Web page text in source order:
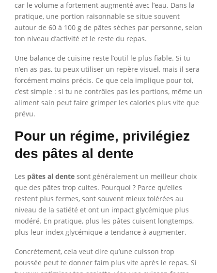
car le volume a fortement augmenté avec l’eau. Dans la
pratique, une portion raisonnable se situe souvent
autour de 60 à 100 g de pâtes sèches par personne, selon
ton niveau d’activité et le reste du repas.
Une balance de cuisine reste l’outil le plus fiable. Si tu
n’en as pas, tu peux utiliser un repère visuel, mais il sera
forcément moins précis. Ce que cela implique pour toi,
c’est simple : si tu ne contrôles pas les portions, même un
aliment sain peut faire grimper les calories plus vite que
prévu.
Pour un régime, privilégiez
des pâtes al dente
Les pâtes al dente sont généralement un meilleur choix
que des pâtes trop cuites. Pourquoi ? Parce qu’elles
restent plus fermes, sont souvent mieux tolérées au
niveau de la satiété et ont un impact glycémique plus
modéré. En pratique, plus les pâtes cuisent longtemps,
plus leur index glycémique a tendance à augmenter.
Concrètement, cela veut dire qu’une cuisson trop
poussée peut te donner faim plus vite après le repas. Si